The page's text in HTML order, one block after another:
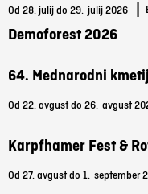
Od 28. julij do 29. julij 2026
Demoforest 2026
64. Mednarodni
Od 22. avgust do 26. avgust
Karpfhamer Fest &
Od 27. avgust do 1. september